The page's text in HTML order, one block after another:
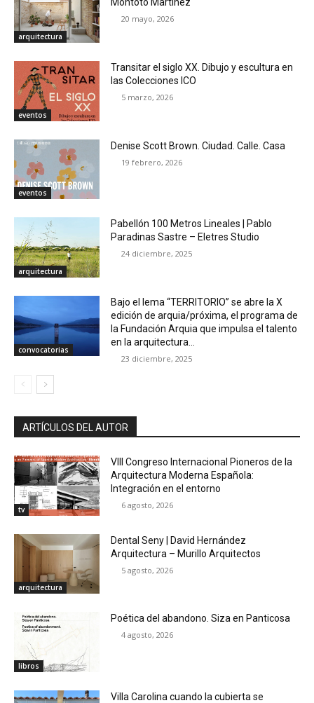
arquitectura
Montoto Martínez
20 mayo, 2026
eventos
Transitar el siglo XX. Dibujo y escultura en
las Colecciones ICO
5 marzo, 2026
eventos
Denise Scott Brown. Ciudad. Calle. Casa
19 febrero, 2026
arquitectura
Pabellón 100 Metros Lineales | Pablo
Paradinas Sastre – Eletres Studio
24 diciembre, 2025
convocatorias
Bajo el lema “TERRITORIO” se abre la X
edición de arquia/próxima, el programa de
la Fundación Arquia que impulsa el talento
en la arquitectura...
23 diciembre, 2025
ARTÍCULOS DEL AUTOR
tv
VIII Congreso Internacional Pioneros de la
Arquitectura Moderna Española:
Integración en el entorno
6 agosto, 2026
arquitectura
Dental Seny | David Hernández
Arquitectura – Murillo Arquitectos
5 agosto, 2026
libros
Poética del abandono. Siza en Panticosa
4 agosto, 2026
Villa Carolina cuando la cubierta se